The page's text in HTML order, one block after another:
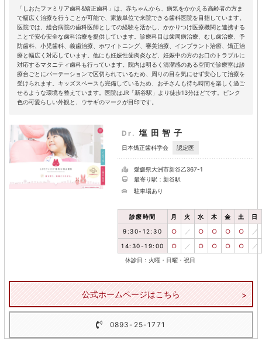
「しおたファミリア歯科&矯正歯科」は、赤ちゃんから、病気をかかえる高齢者の方ま
で幅広く治療を行うことが可能で、家族単位で来院できる歯科医院を目指しています。
医院では、総合病院の歯科医師としての経験を活かし、かかりつけ医療機関と連携する
ことで安心安全な歯科治療を提供しています。診療科目は歯周病治療、むし歯治療、予
防歯科、小児歯科、義歯治療、ホワイトニング、審美治療、インプラント治療、矯正治
療と幅広く対応しています。他にも妊娠性歯肉炎など、妊娠中の方のお口のトラブルに
対応するマタニティ歯科も行っています。院内は明るく清潔感のある空間で診療室は診
療台ごとにパーテーションで区切られているため、周りの目を気にせず安心して治療を
受けられます。キッズスペースも完備しているため、お子さんも待ち時間を楽しく過ご
せるような環境を整えています。医院はJR「新谷駅」より徒歩13分ほどです。ピンク
色の可愛らしい外観と、ウサギのマークが目印です。
Dr. 塩田智子
日本矯正歯科学会 認定医
愛媛県大洲市新谷乙367-1
最寄り駅：新谷駅
駐車場あり
診療時間 月 火 水 木 金 土 日
9:30-12:30 ○ ／ ○ ○ ○ ○ ／
14:30-19:00 ○ ／ ○ ○ ○ ○ ／
休診日：火曜・日曜・祝日
公式ホームページはこちら
0893-25-1771